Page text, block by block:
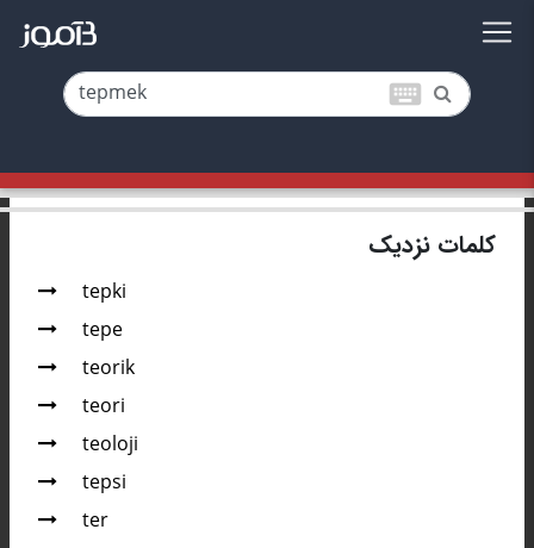
keyboard
کلمات نزدیک
tepki
tepe
teorik
teori
teoloji
tepsi
ter